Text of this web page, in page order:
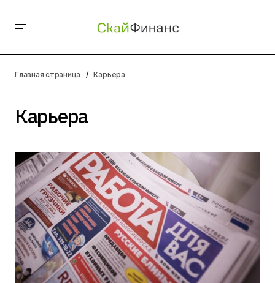
Главная страница Карьера
Карьера